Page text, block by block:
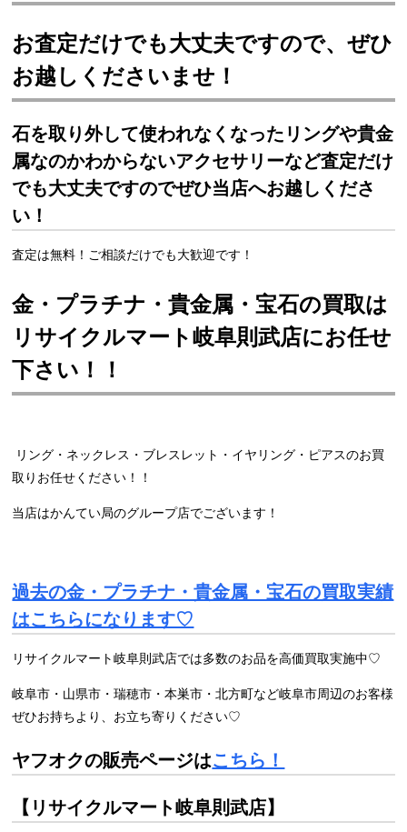
お査定だけでも大丈夫ですので、ぜひ
お越しくださいませ！
石を取り外して使われなくなったリングや貴金
属なのかわからないアクセサリーなど査定だけ
でも大丈夫ですのでぜひ当店へお越しくださ
い！
査定は無料！ご相談だけでも大歓迎です！
金・プラチナ・貴金属・宝石の買取は
リサイクルマート岐阜則武店にお任せ
下さい！！
リング・ネックレス・ブレスレット・イヤリング・ピアスのお買
取りお任せください！！
当店はかんてい局のグループ店でございます！
過去の金・プラチナ・貴金属・宝石の買取実績
はこちらになります♡
リサイクルマート岐阜則武店では多数のお品を高価買取実施中♡
岐阜市・山県市・瑞穂市・本巣市・北方町など岐阜市周辺のお客様
ぜひお持ちより、お立ち寄りください♡
ヤフオクの販売ページはこちら！
【リサイクルマート岐阜則武店】